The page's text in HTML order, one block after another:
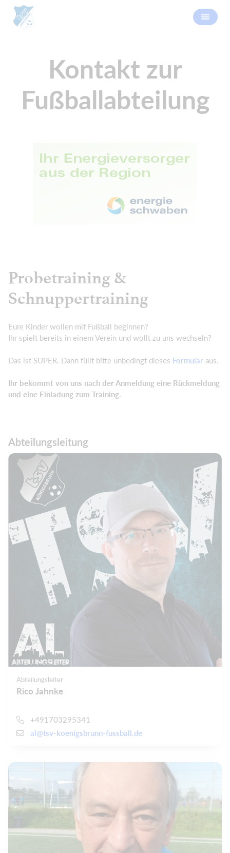
Kontakt zur
Fußballabteilung
Probetraining &
Schnuppertraining
Eure Kinder wollen mit Fußball beginnen?
Ihr spielt bereits in einem Verein und wollt zu uns wechseln?
Das ist SUPER. Dann füllt bitte unbedingt dieses Formular aus.
Ihr bekommt von uns nach der Anmeldung eine Rückmeldung
und eine Einladung zum Training.
Abteilungsleitung
Abteilungsleiter
Rico Jahnke
+491703295341
al@tsv-koenigsbrunn-fussball.de